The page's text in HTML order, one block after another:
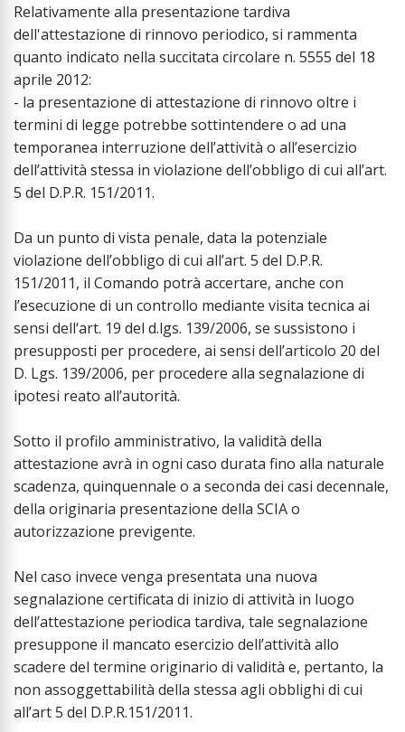
Relativamente alla presentazione tardiva
dell'attestazione di rinnovo periodico, si rammenta
quanto indicato nella succitata circolare n. 5555 del 18
aprile 2012:
- la presentazione di attestazione di rinnovo oltre i
termini di legge potrebbe sottintendere o ad una
temporanea interruzione dell’attività o all’esercizio
dell’attività stessa in violazione dell’obbligo di cui all’art.
5 del D.P.R. 151/2011.
Da un punto di vista penale, data la potenziale
violazione dell’obbligo di cui all’art. 5 del D.P.R.
151/2011, il Comando potrà accertare, anche con
l’esecuzione di un controllo mediante visita tecnica ai
sensi dell‘art. 19 del d.lgs. 139/2006, se sussistono i
presupposti per procedere, ai sensi dell’articolo 20 del
D. Lgs. 139/2006, per procedere alla segnalazione di
ipotesi reato all’autorità.
Sotto il profilo amministrativo, la validità della
attestazione avrà in ogni caso durata fino alla naturale
scadenza, quinquennale o a seconda dei casi decennale,
della originaria presentazione della SCIA o
autorizzazione previgente.
Nel caso invece venga presentata una nuova
segnalazione certificata di inizio di attività in luogo
dell’attestazione periodica tardiva, tale segnalazione
presuppone il mancato esercizio dell’attività allo
scadere del termine originario di validità e, pertanto, la
non assoggettabilità della stessa agli obblighi di cui
all’art 5 del D.P.R.151/2011.